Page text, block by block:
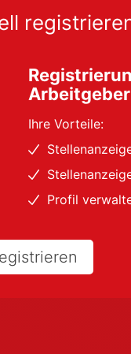
Arbeitgeber
Ihre Vorteile:
Profil